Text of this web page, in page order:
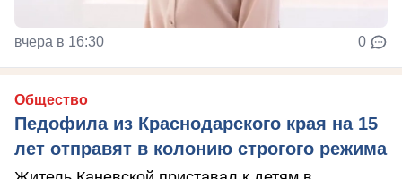
вчера в 16:30 0
Общество
Педофила из Краснодарского края на 15
лет отправят в колонию строгого режима